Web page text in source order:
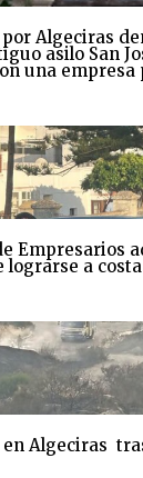
por Algeciras
asilo San
una empresa
Empresarios
lograrse a
en Algeciras